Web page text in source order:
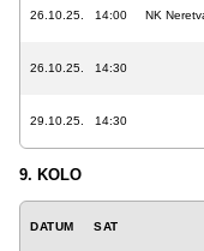
26.10.25. 14:00 NK
26.10.25. 14:30
29.10.25. 14:30
9. KOLO
DATUM SAT